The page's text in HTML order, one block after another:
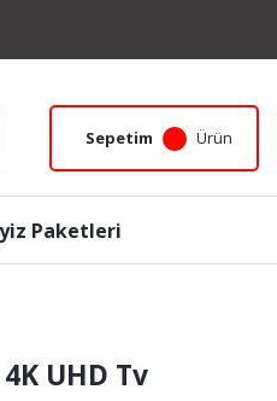
Sepetim Ürün
Paketleri
UHD Tv